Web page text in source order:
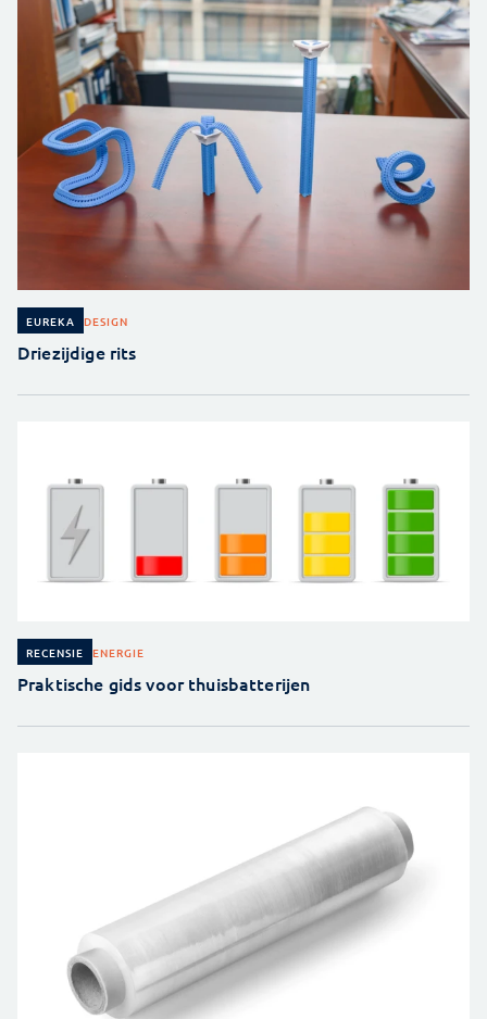
EUREKA DESIGN
Driezijdige rits
RECENSIE ENERGIE
Praktische gids voor thuisbatterijen